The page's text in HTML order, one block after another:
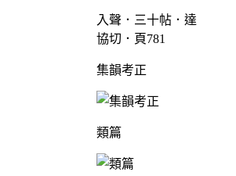
入聲．三十帖．達
協切．頁781
集韻考正
類篇